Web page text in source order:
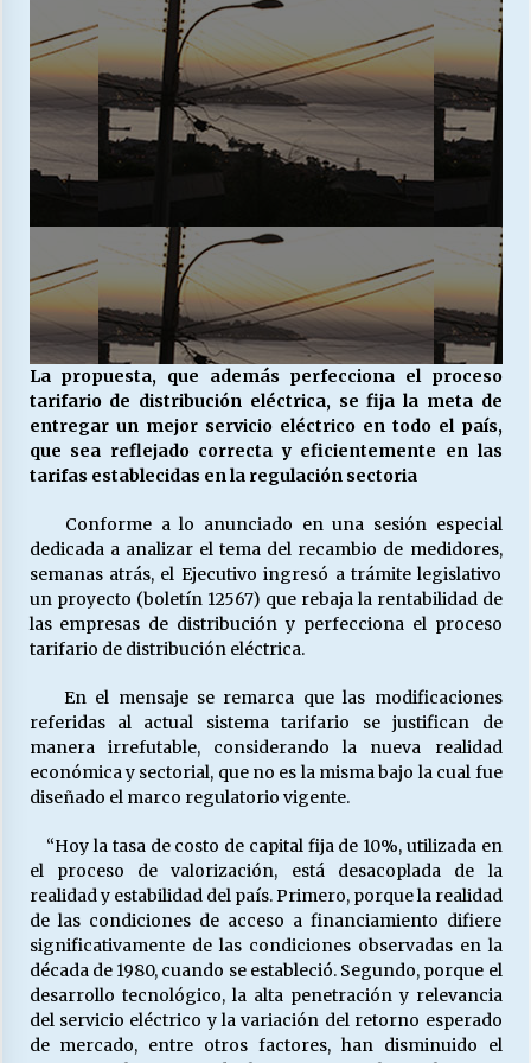
Releyendo la Rerum Novarum a 135 años. “La
cuestión social hoy”.
16/05/2026
S.O.S. a los ricos, Save Our Souls (Salvar
30/04/2026
¿Asesores con doble sueldo?
18/04/2026
Chile y sus segmentos de la riqueza
06/04/2026
La propuesta, que además perfecciona el proceso
tarifario de distribución eléctrica, se fija la meta de
entregar un mejor servicio eléctrico en todo el país,
que sea reflejado correcta y eficientemente en las
tarifas establecidas en la regulación sectoria
Conforme a lo anunciado en una sesión especial
dedicada a analizar el tema del recambio de medidores,
semanas atrás, el Ejecutivo ingresó a trámite legislativo
un proyecto (boletín 12567) que rebaja la rentabilidad de
las empresas de distribución y perfecciona el proceso
tarifario de distribución eléctrica.
En el mensaje se remarca que las modificaciones
referidas al actual sistema tarifario se justifican de
manera irrefutable, considerando la nueva realidad
económica y sectorial, que no es la misma bajo la cual fue
diseñado el marco regulatorio vigente.
“Hoy la tasa de costo de capital fija de 10%, utilizada en
el proceso de valorización, está desacoplada de la
realidad y estabilidad del país. Primero, porque la realidad
de las condiciones de acceso a financiamiento difiere
significativamente de las condiciones observadas en la
década de 1980, cuando se estableció. Segundo, porque el
desarrollo tecnológico, la alta penetración y relevancia
del servicio eléctrico y la variación del retorno esperado
de mercado, entre otros factores, han disminuido el